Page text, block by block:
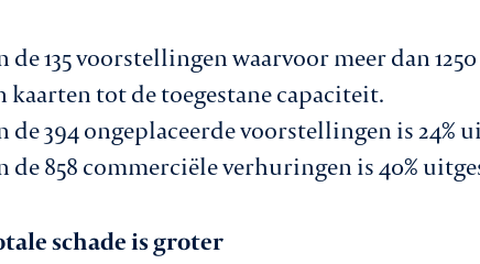
de 135 voorstellingen waarvoor meer dan
kaarten tot de toegestane capaciteit.
de 394 ongeplaceerde voorstellingen is 24%
de 858 commerciële verhuringen is 40%
schade is groter